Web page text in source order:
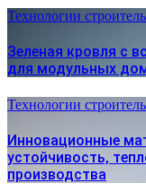
Технологии
Зеленая кровля с
для модульных
Технологии
Инновационные
устойчивость,
производства